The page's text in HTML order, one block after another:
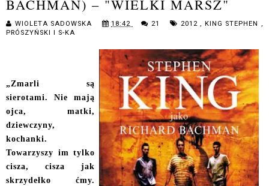
BACHMAN) – "WIELKI MARSZ"
WIOLETA SADOWSKA 18:42 21 2012, KING STEPHEN,
PRÓSZYŃSKI I S-KA
„Zmarli są
sierotami. Nie mają
ojca, matki,
dziewczyny,
kochanki.
Towarzyszy im tylko
cisza, cisza jak
skrzydełko ćmy.